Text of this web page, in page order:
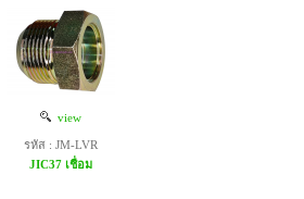
view
รหัส : JM-LVR
JIC37 เชื่อม